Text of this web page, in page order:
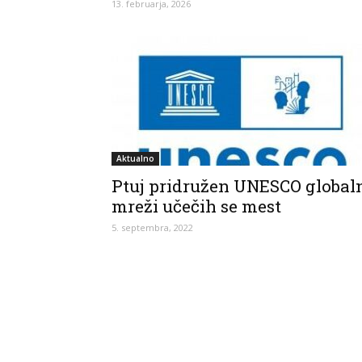
13. februarja, 2026
Aktualno
Ptuj pridružen UNESCO
mreži učečih se mest
5. septembra, 2022